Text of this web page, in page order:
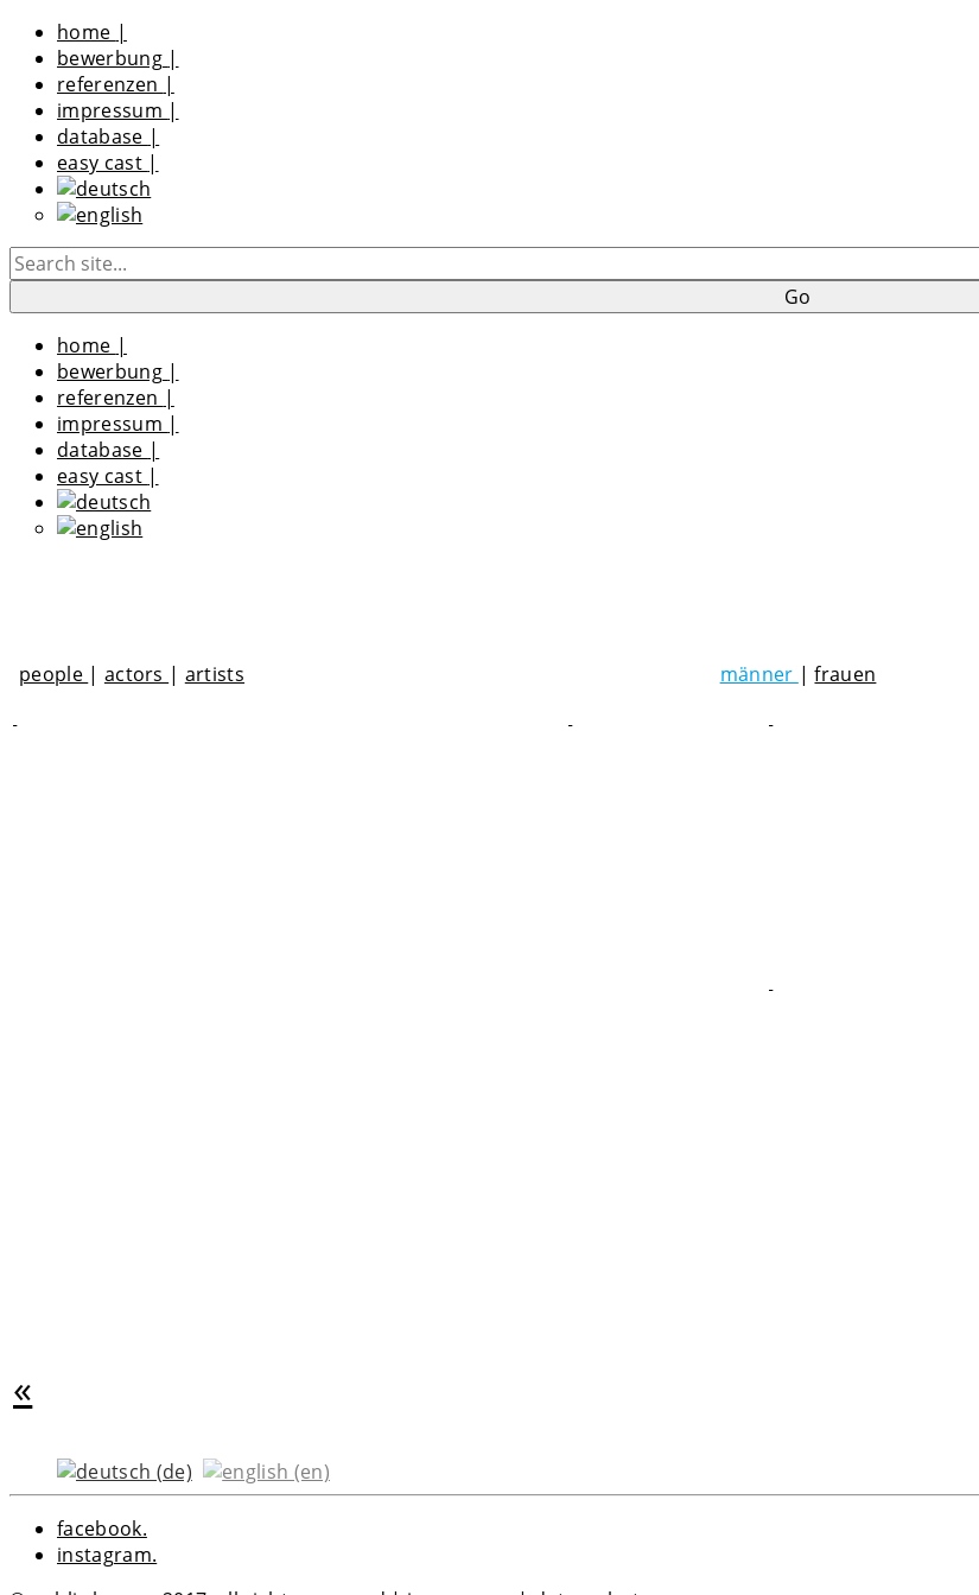
home |
bewerbung |
referenzen |
impressum |
database |
easy cast |
home |
bewerbung |
referenzen |
impressum |
database |
easy cast |
people | actors | artists männer |frauen
«
facebook.
instagram.